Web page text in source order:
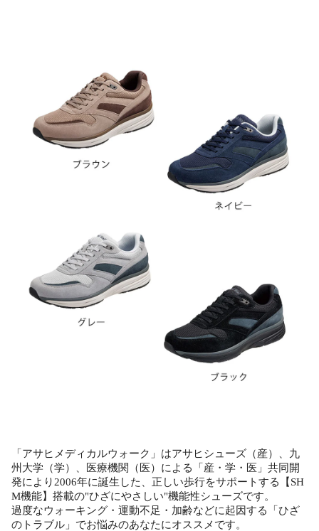
「アサヒメディカルウォーク」はアサヒシューズ（産）、九
州大学（学）、医療機関（医）による「産・学・医」共同開
発により2006年に誕生した、正しい歩行をサポートする【SH
M機能】搭載の"ひざにやさしい"機能性シューズです。
過度なウォーキング・運動不足・加齢などに起因する「ひざ
のトラブル」でお悩みのあなたにオススメです。